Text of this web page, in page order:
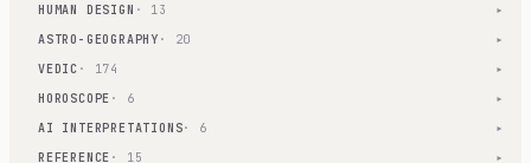
HUMAN DESIGN · 13 ▾
ASTRO-GEOGRAPHY · 20 ▾
VEDIC · 174 ▾
HOROSCOPE · 6 ▾
AI INTERPRETATIONS· 6 ▾
REFERENCE · 15 ▾